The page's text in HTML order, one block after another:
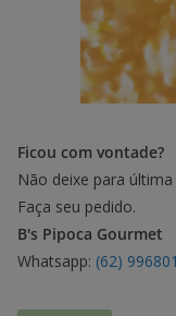
Ficou com vontade?
Não deixe para última
Faça seu pedido.
B's Pipoca Gourmet
Whatsapp: (62)